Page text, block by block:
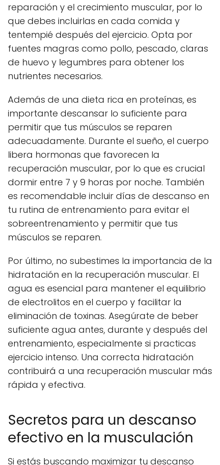
reparación y el crecimiento muscular, por lo
que debes incluirlas en cada comida y
tentempié después del ejercicio. Opta por
fuentes magras como pollo, pescado, claras
de huevo y legumbres para obtener los
nutrientes necesarios.
Además de una dieta rica en proteínas, es
importante descansar lo suficiente para
permitir que tus músculos se reparen
adecuadamente. Durante el sueño, el cuerpo
libera hormonas que favorecen la
recuperación muscular, por lo que es crucial
dormir entre 7 y 9 horas por noche. También
es recomendable incluir días de descanso en
tu rutina de entrenamiento para evitar el
sobreentrenamiento y permitir que tus
músculos se reparen.
Por último, no subestimes la importancia de la
hidratación en la recuperación muscular. El
agua es esencial para mantener el equilibrio
de electrolitos en el cuerpo y facilitar la
eliminación de toxinas. Asegúrate de beber
suficiente agua antes, durante y después del
entrenamiento, especialmente si practicas
ejercicio intenso. Una correcta hidratación
contribuirá a una recuperación muscular más
rápida y efectiva.
Secretos para un descanso
efectivo en la musculación
Si estás buscando maximizar tu descanso